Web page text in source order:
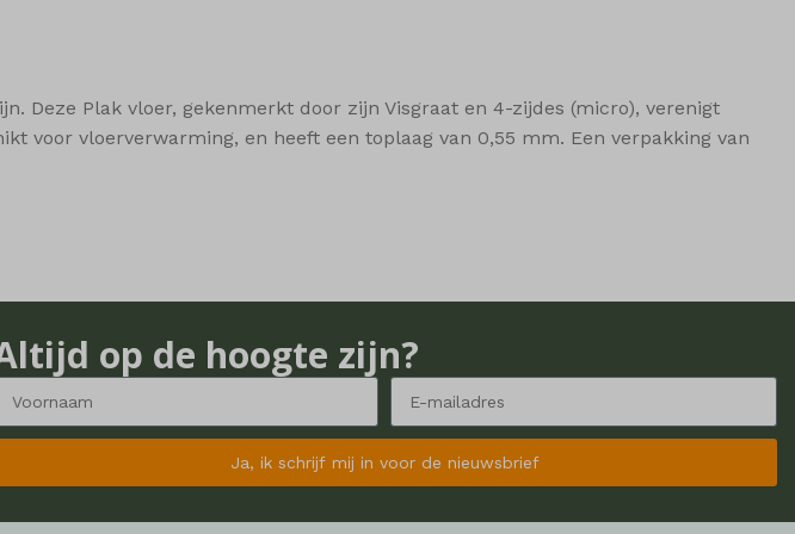
Deze Plak vloer, gekenmerkt door zijn Visgraat en 4-zijdes (micro), verenigt
voor vloerverwarming, en heeft een toplaag van 0,55 mm. Een verpakking van
op de hoogte zijn?
Ja, ik schrijf mij in voor de nieuwsbrief